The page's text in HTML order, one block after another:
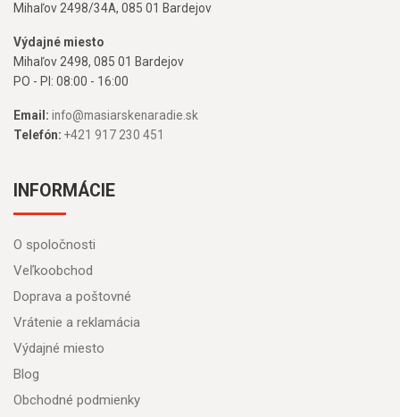
Mihaľov 2498/34A, 085 01 Bardejov
Výdajné miesto
Mihaľov 2498, 085 01 Bardejov
PO - PI: 08:00 - 16:00
Email: info@masiarskenaradie.sk
Telefón: +421 917 230 451
INFORMÁCIE
O spoločnosti
Veľkoobchod
Doprava a poštovné
Vrátenie a reklamácia
Výdajné miesto
Blog
Obchodné podmienky